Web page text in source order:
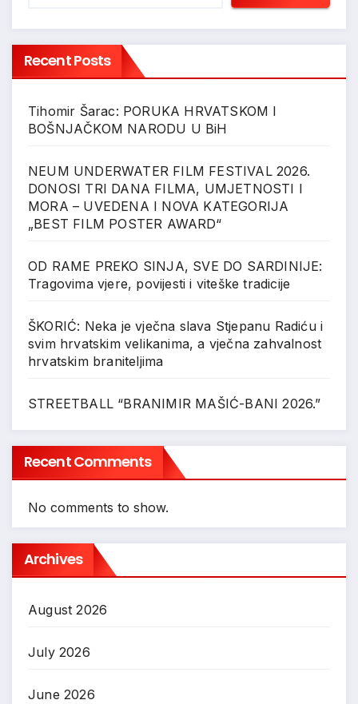
Recent Posts
Tihomir Šarac: PORUKA HRVATSKOM I
BOŠNJAČKOM NARODU U BiH
NEUM UNDERWATER FILM FESTIVAL 2026.
DONOSI TRI DANA FILMA, UMJETNOSTI I
MORA – UVEDENA I NOVA KATEGORIJA
„BEST FILM POSTER AWARD“
OD RAME PREKO SINJA, SVE DO SARDINIJE:
Tragovima vjere, povijesti i viteške tradicije
ŠKORIĆ: Neka je vječna slava Stjepanu Radiću i
svim hrvatskim velikanima, a vječna zahvalnost
hrvatskim braniteljima
STREETBALL “BRANIMIR MAŠIĆ-BANI 2026.”
Recent Comments
No comments to show.
Archives
August 2026
July 2026
June 2026